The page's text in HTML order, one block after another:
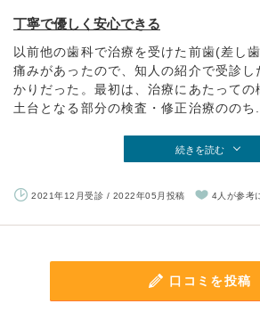
丁寧で優しく安心できる
以前他の歯科で治療を受けた前歯(差し
痛みがあったので、知人の紹介で受診し
かりだった。最初は、治療にあたっての
土台となる部分の検査・修正治療ののち
続きを読む
2021年12月受診 / 2022年05月投稿 4人が参考
口コミを投稿